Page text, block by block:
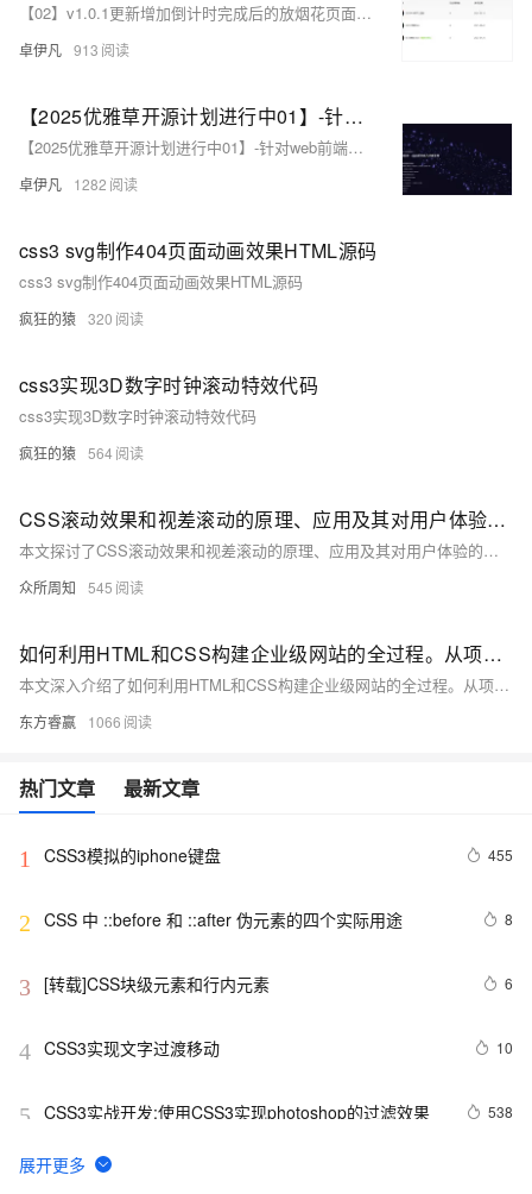
【02】v1.0.1更新增加倒计时完成后的放烟花页面-优化播放器-优化结构目录-蛇年新年快乐倒计时领取礼物放烟花html代码优雅草科技央千澈写采用html5+div+CSS+JavaScript-优雅草卓伊凡-做一条关于新年的代码分享给你们-为了C站的分拼一下子
卓伊凡 913
【2025优雅草开源计划进行中01】-针对web前端开发初学者使用-优雅草科技官网-纯静态页面html+css+JavaScript可直接下载使用-开源-首页为优雅草吴银满工程师原创-优雅草卓伊凡发布
【2025优雅草开源计划进行中01】-针对web前端开发初学者使用-优雅草科技官网-纯静态页面html+css+JavaScript可直接下载使用-开源-首页为优雅草吴银满工程师原创-优雅草卓伊凡发布
卓伊凡 1282
css3 svg制作404页面动画效果HTML源码
css3 svg制作404页面动画效果HTML源码
疯狂的猿 320
css3实现3D数字时钟滚动特效代码
css3实现3D数字时钟滚动特效代码
疯狂的猿 564
CSS滚动效果和视差滚动的原理、应用及其对用户体验的影响。从平滑滚动到元素跟随，再到滚动触发动画
本文探讨了CSS滚动效果和视差滚动的原理、应用及其对用户体验的影响。从平滑滚动到元素跟随，再到滚动触发动画，这些效果增强了页面的吸引力和互动性。视差滚动通过不同层次元素的差异化移动，增加了页面的深度感和沉浸感。文章还讨论了实现方法、性能优化及案例分析，旨在为设计师和开发者提供实用指导。
众所周知 545
如何利用HTML和CSS构建企业级网站的全过程。从项目概述到页面结构设计，再到HTML结构搭建与CSS样式设计，最后实现具体页面并进行优化提升，全面覆盖了网站开发的关键步骤
本文深入介绍了如何利用HTML和CSS构建企业级网站的全过程。从项目概述到页面结构设计，再到HTML结构搭建与CSS样式设计，最后实现具体页面并进行优化提升，全面覆盖了网站开发的关键步骤。通过实例展示了主页、关于我们、产品展示、新闻动态及联系我们等页面的设计与实现，强调了合理布局、美观设计及用户体验的重要性。旨在为企业打造一个既专业又具吸引力的线上平台。
东方睿赢 1066
热门文章 最新文章
1 CSS3模拟的iphone键盘 455
2 CSS 中 ::before 和 ::after 伪元素的四个实际用途 8
3 [转载]CSS块级元素和行内元素 6
4 CSS3实现文字过渡移动 10
5 CSS3实战开发:使用CSS3实现photoshop的过滤效果 538
6 使用CSS实现 图片帧动画 与 曲线运动